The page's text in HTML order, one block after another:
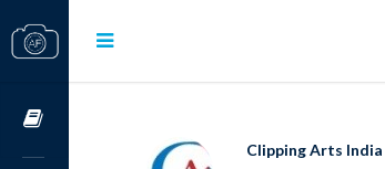
Clipping Arts India